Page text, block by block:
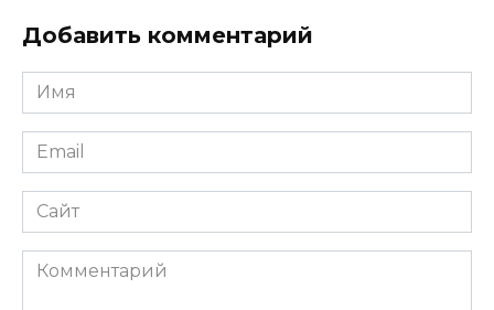
Добавить комментарий
Имя
*
Email
*
Сайт
Комментарий